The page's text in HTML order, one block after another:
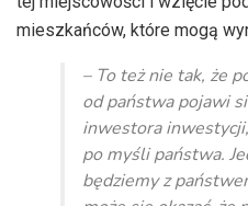
mieszkańców, które mogą
– To też nie tak, że
od państwa pojawi
inwestora
po myśli państwa.
będziemy z